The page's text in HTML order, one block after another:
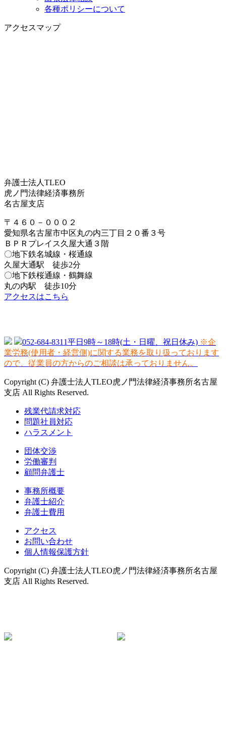
各種ポリシーについて
アクセスマップ
弁護士法人TLEO
虎ノ門法律経済事務所
名古屋支店
〒４６０－０００２
愛知県名古屋市中区丸の内三丁目２０番３号
ＢＰＲプレイス久屋大通３階
〇地下鉄名城線・桜通線
久屋大通駅 徒歩2分
〇地下鉄桜通線・鶴舞線
丸の内駅 徒歩10分
アクセスはこちら
052-684-8311平日9時～18時(土・日曜、祝日休み) ※企
業労務(使用者・経営側)に関する業務を取り扱っております
ので、従業員の方からのご相談は承っておりません。
Copyright (C) 弁護士法人TLEO虎ノ門法律経済事務所名古屋
支店 All Rights Reserved.
残業代請求対応
問題社員対応
ハラスメント
団体交渉
労働審判
顧問弁護士
事務所概要
弁護士紹介
弁護士費用
アクセス
お問い合わせ
個人情報保護方針
Copyright (C) 弁護士法人TLEO虎ノ門法律経済事務所名古屋
支店 All Rights Reserved.